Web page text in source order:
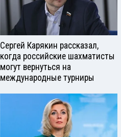
Сергей Карякин рассказал,
когда российские шахматисты
могут вернуться на
международные турниры